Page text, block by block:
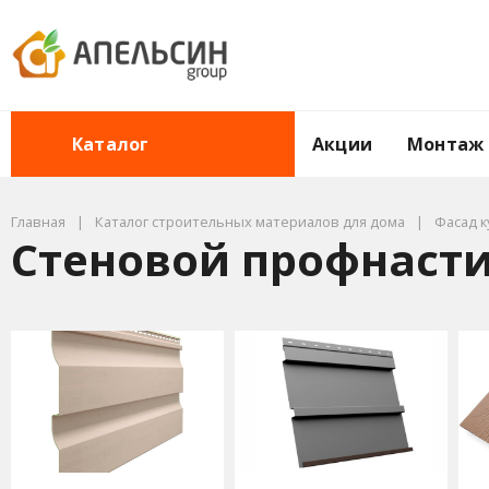
Каталог Акции Монтаж
Главная Каталог строительных материалов для дома Фасад
Стеновой